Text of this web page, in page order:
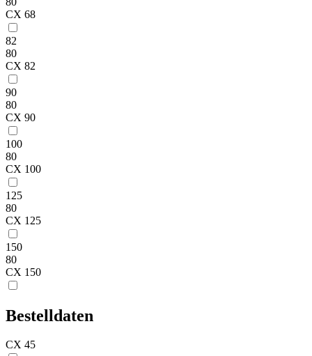
CX 68
82
80
CX 82
90
80
CX 90
100
80
CX 100
125
80
CX 125
150
80
CX 150
Bestelldaten
CX 45